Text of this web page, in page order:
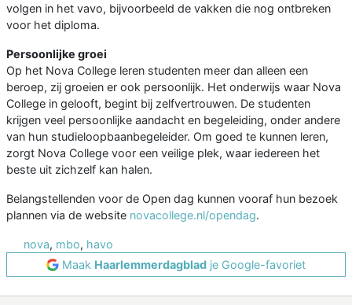
volgen in het vavo, bijvoorbeeld de vakken die nog ontbreken
voor het diploma.
Persoonlijke groei
Op het Nova College leren studenten meer dan alleen een
beroep, zij groeien er ook persoonlijk. Het onderwijs waar Nova
College in gelooft, begint bij zelfvertrouwen. De studenten
krijgen veel persoonlijke aandacht en begeleiding, onder andere
van hun studieloopbaanbegeleider. Om goed te kunnen leren,
zorgt Nova College voor een veilige plek, waar iedereen het
beste uit zichzelf kan halen.
Belangstellenden voor de Open dag kunnen vooraf hun bezoek
plannen via de website novacollege.nl/opendag.
nova, mbo, havo
Maak Haarlemmerdagblad je Google-favoriet